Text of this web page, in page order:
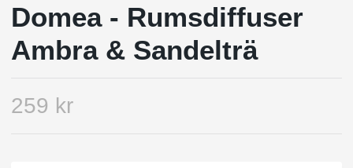
Domea - Rumsdiffuser
Ambra & Sandelträ
259 kr